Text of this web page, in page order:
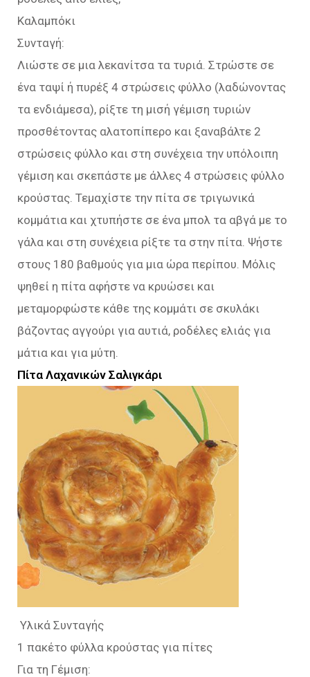
Καλαμπόκι
Συνταγή:
Λιώστε σε μια λεκανίτσα τα τυριά. Στρώστε σε
ένα ταψί ή πυρέξ 4 στρώσεις φύλλο (λαδώνοντας
τα ενδιάμεσα), ρίξτε τη μισή γέμιση τυριών
προσθέτοντας αλατοπίπερο και ξαναβάλτε 2
στρώσεις φύλλο και στη συνέχεια την υπόλοιπη
γέμιση και σκεπάστε με άλλες 4 στρώσεις φύλλο
κρούστας. Τεμαχίστε την πίτα σε τριγωνικά
κομμάτια και χτυπήστε σε ένα μπολ τα αβγά με το
γάλα και στη συνέχεια ρίξτε τα στην πίτα. Ψήστε
στους 180 βαθμούς για μια ώρα περίπου. Μόλις
ψηθεί η πίτα αφήστε να κρυώσει και
μεταμορφώστε κάθε της κομμάτι σε σκυλάκι
βάζοντας αγγούρι για αυτιά, ροδέλες ελιάς για
μάτια και για μύτη.
Πίτα Λαχανικών Σαλιγκάρι
Υλικά Συνταγής
1 πακέτο φύλλα κρούστας για πίτες
Για τη Γέμιση: